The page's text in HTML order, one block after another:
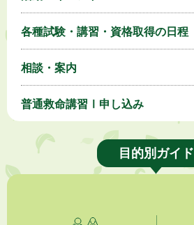
各種試験・講習・資格取得の日程
相談・案内
普通救命講習Ⅰ申し込み
目的別ガイド